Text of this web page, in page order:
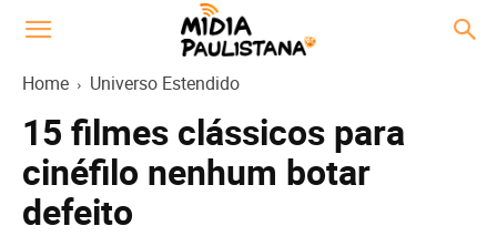
Home Universo Estendido
15 filmes clássicos para
cinéfilo nenhum botar
defeito